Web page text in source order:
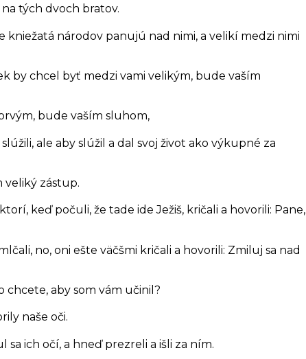
tých dvoch bratov.
kniežatá národov panujú nad nimi, a velikí medzi nimi
by chcel byť medzi vami velikým, bude vaším
bude vaším sluhom,
ale aby slúžil a dal svoj život ako výkupné za
veliký zástup.
keď počuli, že tade ide Ježiš, kričali a hovorili: Pane,
no, oni ešte väčšmi kričali a hovorili: Zmiluj sa nad
chcete, aby som vám učinil?
naše oči.
ich očí, a hneď prezreli a išli za ním.